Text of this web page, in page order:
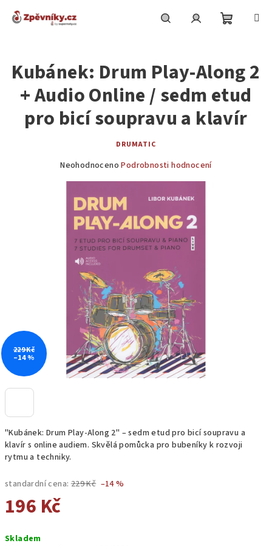
košík
"Kubánek: Drum Play-Along 2" – sedm etud pro bicí soupravu a
klavír s online audiem. Skvělá pomůcka pro bubeníky k rozvoji
rytmu a techniky.
standardní cena: 229 Kč –14 %
196 Kč
cena:
Skladem
Kubánek: Drum Play-Along 2
+ Audio Online / sedm etud
pro bicí soupravu a klavír
DRUMATIC
Průměrné
hvězdiček.
Neohodnoceno Podrobnosti hodnocení
229 Kč
–14 %